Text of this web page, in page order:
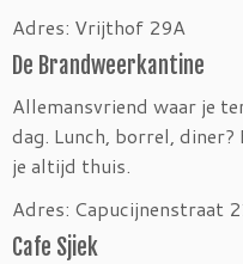
Adres: Vrijthof 29A
De Brandweerkantine
Allemansvriend waar je
dag. Lunch, borrel,
je altijd thuis.
Adres: Capucijnenstraat
Cafe Sjiek